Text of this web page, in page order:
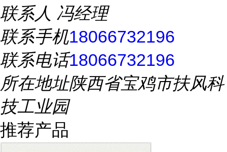
联系人 冯经理
联系手机18066732196
联系电话18066732196
所在地址陕西省宝鸡市扶风科
技工业园
推荐产品